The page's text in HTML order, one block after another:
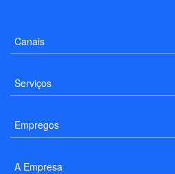
Canais
Serviços
Empregos
A Empresa